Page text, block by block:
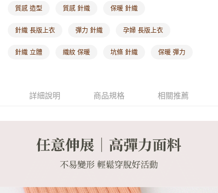
每筆NT$60，滿NT$1,000(含以上)免運費
質感 造型 質感 針織 保暖 針織
針織 長版上衣 彈力 針織 孕婦 長版上衣
針織 立體 織紋 保暖 坑條 針織 保暖 彈力
詳細說明 商品規格 相關推薦